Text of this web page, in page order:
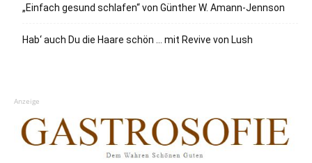
„Einfach gesund schlafen“ von Günther W. Amann-Jennson
Hab‘ auch Du die Haare schön … mit Revive von Lush
Anzeige